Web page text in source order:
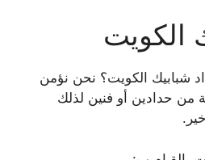
الكويت
شبابيك الكويت؟ نحن نؤمن
من حدادين أو فنين لذلك